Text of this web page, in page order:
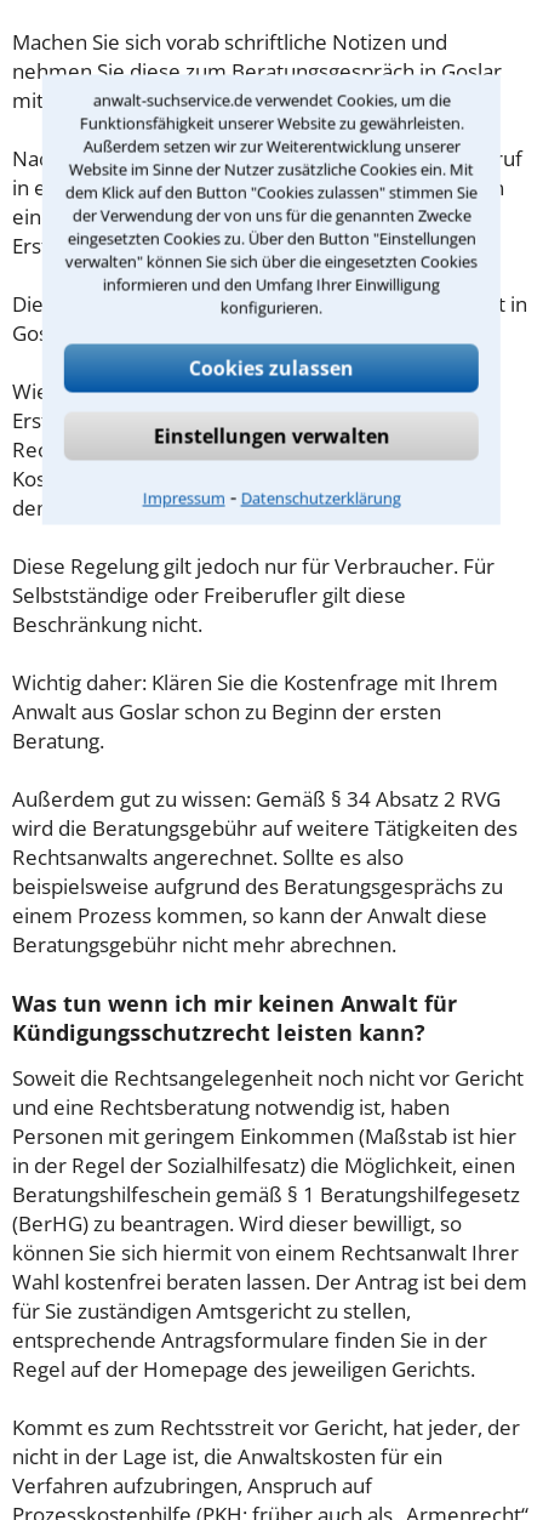
anwalt-suchservice.de verwendet Cookies, um die
Funktionsfähigkeit unserer Website zu gewährleisten.
Außerdem setzen wir zur Weiterentwicklung unserer
Website im Sinne der Nutzer zusätzliche Cookies ein. Mit
dem Klick auf den Button "Cookies zulassen" stimmen Sie
der Verwendung der von uns für die genannten Zwecke
eingesetzten Cookies zu. Über den Button "Einstellungen
verwalten" können Sie sich über die eingesetzten Cookies
informieren und den Umfang Ihrer Einwilligung
konfigurieren.
Cookies zulassen
Einstellungen verwalten
Impressum ⁃ Datenschutzerklärung
Machen Sie sich vorab schriftliche Notizen und
nehmen Sie diese zum Beratungsgespräch in Goslar
mit.
Nachdem Sie über das Kontaktformular einen Rückruf
in einer Kanzlei angefordert haben, stellen wir Ihnen
eine Checkliste zur Verfügung, mit der Sie das
Erstgespräch ausreichend vorbereiten können.
Die Kosten eines Anwalts für Kündigungsschutzrecht in
Goslar sind oft geringer als gedacht!
Wieviel ein Rechtsanwalt in Goslar für eine
Erstberatung verlangen darf, ist in §34 des
Rechtsanwaltsvergütungsgesetz (RVG) geregelt. Die
Kosten für das erste Beratungsgespräch betragen
demnach maximal 190,00 € zzgl. MwSt.
Diese Regelung gilt jedoch nur für Verbraucher. Für
Selbstständige oder Freiberufler gilt diese
Beschränkung nicht.
Wichtig daher: Klären Sie die Kostenfrage mit Ihrem
Anwalt aus Goslar schon zu Beginn der ersten
Beratung.
Außerdem gut zu wissen: Gemäß § 34 Absatz 2 RVG
wird die Beratungsgebühr auf weitere Tätigkeiten des
Rechtsanwalts angerechnet. Sollte es also
beispielsweise aufgrund des Beratungsgesprächs zu
einem Prozess kommen, so kann der Anwalt diese
Beratungsgebühr nicht mehr abrechnen.
Was tun wenn ich mir keinen Anwalt für
Kündigungsschutzrecht leisten kann?
Soweit die Rechtsangelegenheit noch nicht vor Gericht
und eine Rechtsberatung notwendig ist, haben
Personen mit geringem Einkommen (Maßstab ist hier
in der Regel der Sozialhilfesatz) die Möglichkeit, einen
Beratungshilfeschein gemäß § 1 Beratungshilfegesetz
(BerHG) zu beantragen. Wird dieser bewilligt, so
können Sie sich hiermit von einem Rechtsanwalt Ihrer
Wahl kostenfrei beraten lassen. Der Antrag ist bei dem
für Sie zuständigen Amtsgericht zu stellen,
entsprechende Antragsformulare finden Sie in der
Regel auf der Homepage des jeweiligen Gerichts.
Kommt es zum Rechtsstreit vor Gericht, hat jeder, der
nicht in der Lage ist, die Anwaltskosten für ein
Verfahren aufzubringen, Anspruch auf